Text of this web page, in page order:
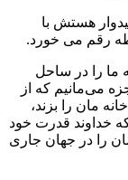
هستش با
رقم می خورد.
ما را در ساحل
می‌مانیم که از
مان را بزند،
خداوند قدرت خود
را در جهان جاری